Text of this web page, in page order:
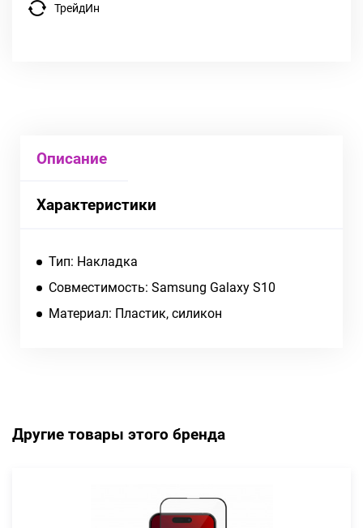
ТрейдИн
Описание
Характеристики
Тип: Накладка
Совместимость: Samsung Galaxy S10
Материал: Пластик, силикон
Другие товары этого бренда